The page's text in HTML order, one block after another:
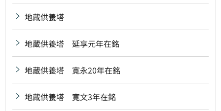
地蔵供養塔
地蔵供養塔 延享元年在銘
地蔵供養塔 寛永20年在銘
地蔵供養塔 寛文3年在銘